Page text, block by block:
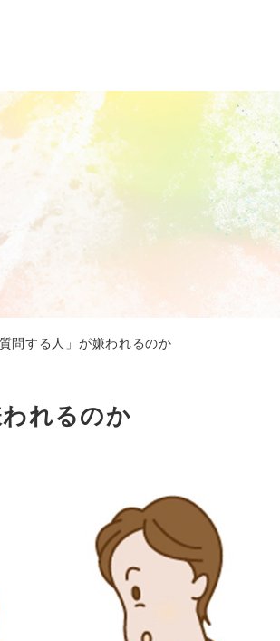
する人」が嫌われるのか
れるのか